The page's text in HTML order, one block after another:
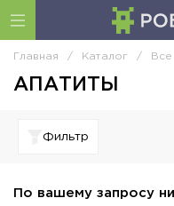
Главная / Каталог / Все
АПАТИТЫ
Фильтр
По вашему запросу